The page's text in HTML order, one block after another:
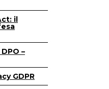
il
–
GDPR